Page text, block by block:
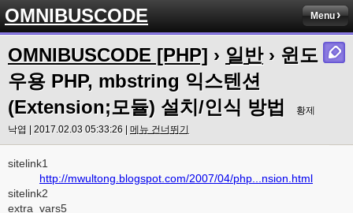
OMNIBUSCODE Menu
OMNIBUSCODE [PHP] › 일반› 윈도
우용 PHP, mbstring 익스텐션
(Extension;모듈) 설치/인식 방법
황제
낙엽 | 2017.02.03 05:33:26 | 메뉴 건너뛰기
sitelink1
http://mwultong.blogspot.com/2007/04/php...nsion.html
sitelink2
extra_vars5